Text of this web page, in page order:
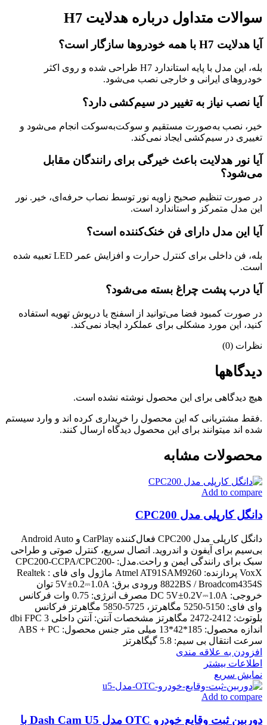
سوالات متداول درباره هدلایت H7
آیا هدلایت H7 با همه خودروها سازگار است؟
بله، این مدل با پایه استاندارد H7 طراحی شده و روی اکثر
خودروهای ایرانی و خارجی نصب می‌شود.
آیا نصب نیاز به تغییر در سیم‌کشی دارد؟
خیر، نصب به‌صورت مستقیم و سوکت‌به‌سوکت انجام می‌شود و
تغییری در سیم‌کشی ایجاد نمی‌کند.
آیا نور هدلایت باعث خیرگی برای رانندگان مقابل
می‌شود؟
در صورت تنظیم صحیح زاویه نور توسط نصاب حرفه‌ای، خیر. نور
این مدل متمرکز و استاندارد است.
آیا این مدل دارای فن خنک‌کننده است؟
بله، فن داخلی برای کنترل حرارت و افزایش عمر LED تعبیه شده
است.
آیا درب پشت چراغ بسته می‌شود؟
در صورت کمبود فضا می‌توانید از اسفنج یا درپوش تهویه استفاده
کنید، این مورد مشکلی برای عملکرد ایجاد نمی‌کند.
نظرات (0)
دیدگاهها
هیچ دیدگاهی برای این محصول نوشته نشده است.
.فقط مشتریانی که این محصول را خریداری کرده اند و وارد سیستم
شده اند میتوانند برای این محصول دیدگاه ارسال کنند.
محصولات مشابه
Add to compare
دانگل کارپلی مدل CPC200
دانگل کارپلی مدل CPC200 فعال‌کننده CarPlay و Android Auto
بی‌سیم برای آیفون و اندروید. اتصال سریع، کنترل صوتی و طراحی
سبک برای رانندگی ایمن و راحت.مدل: CPC200-CCPA/CPC200-
VoxX پردازنده: Atmel AT91SAM9260 ماژول وای فای : Realtek
8822BS / Broadcom4354S ورودی برق: 5V±0.2⎓1.0A توان
خروجی: DC 5V±0.2V⎓1.0A مصرف انرژی: 0.75 وات فرکانس
وای فای: 5150-5250 مگاهرتز، 5725-5850 مگاهرتز فرکانس
بلوتوث: 2412-2472 مگاهرتز مشخصات آنتن: آنتن داخلی 3 dbi FPC
اندازه محصول: 185*42*13 میلی متر جنس محصول: ABS + PC
سرعت انتقال بی سیم: 5.8 گیگاهرتز
افزودن به علاقه مندی
اطلاعات بیشتر
نمایش سریع
Add to compare
دوربین ثبت وقایع خودرو OTC مدل Dash Cam U5 با